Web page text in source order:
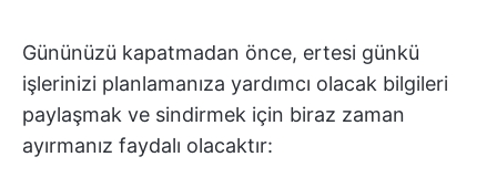
Gününüzü kapatmadan önce, ertesi günkü
işlerinizi planlamanıza yardımcı olacak bilgileri
paylaşmak ve sindirmek için biraz zaman
ayırmanız faydalı olacaktır: